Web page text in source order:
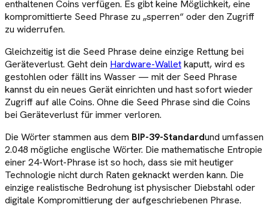
enthaltenen Coins verfügen. Es gibt keine Möglichkeit, eine
kompromittierte Seed Phrase zu „sperren“ oder den Zugriff
zu widerrufen.
Gleichzeitig ist die Seed Phrase deine einzige Rettung bei
Geräteverlust. Geht dein Hardware-Walletkaputt, wird es
gestohlen oder fällt ins Wasser — mit der Seed Phrase
kannst du ein neues Gerät einrichten und hast sofort wieder
Zugriff auf alle Coins. Ohne die Seed Phrase sind die Coins
bei Geräteverlust für immer verloren.
Die Wörter stammen aus dem BIP-39-Standardund umfassen
2.048 mögliche englische Wörter. Die mathematische Entropie
einer 24-Wort-Phrase ist so hoch, dass sie mit heutiger
Technologie nicht durch Raten geknackt werden kann. Die
einzige realistische Bedrohung ist physischer Diebstahl oder
digitale Kompromittierung der aufgeschriebenen Phrase.